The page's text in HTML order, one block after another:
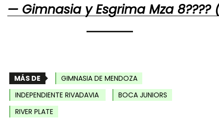
— Gimnasia y Esgrima Mza
MÁS DE
GIMNASIA DE MENDOZA
INDEPENDIENTE RIVADAVIA
BOCA JUNIORS
RIVER PLATE